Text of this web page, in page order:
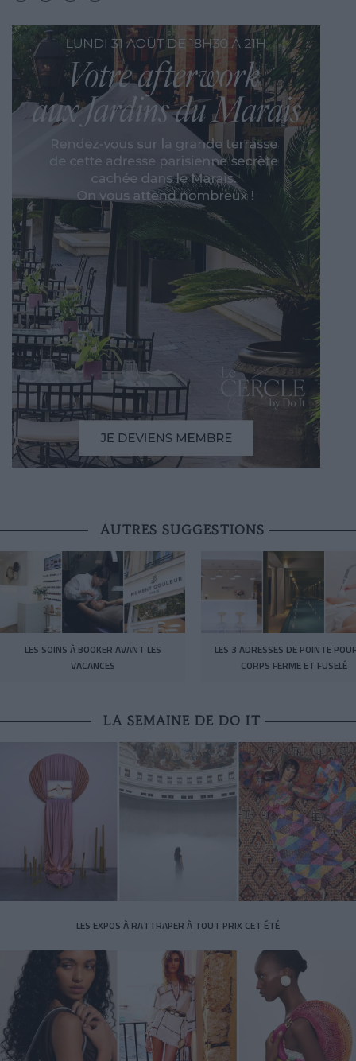
AUTRES SUGGESTIONS
LES SOINS À BOOKER AVANT LES
VACANCES
LES 3 ADRESSES DE POINTE
CORPS FERME ET FUSELÉ
LA SEMAINE DE DO IT
LES EXPOS À RATTRAPER À TOUT PRIX CET ÉTÉ